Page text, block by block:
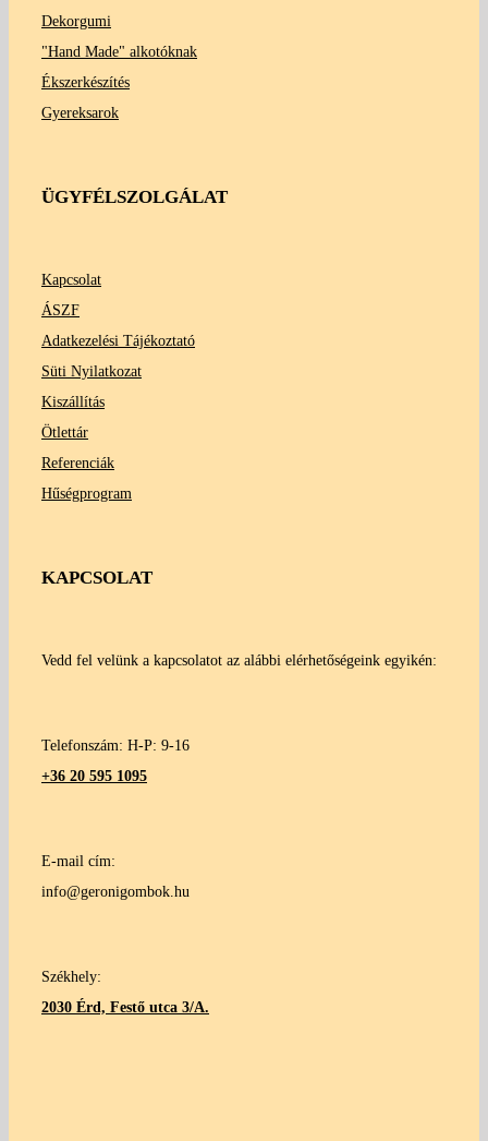
Dekorgumi
"Hand Made" alkotóknak
Ékszerkészítés
Gyereksarok
ÜGYFÉLSZOLGÁLAT
Kapcsolat
ÁSZF
Adatkezelési Tájékoztató
Süti Nyilatkozat
Kiszállítás
Ötlettár
Referenciák
Hűségprogram
KAPCSOLAT
Vedd fel velünk a kapcsolatot az alábbi elérhetőségeink egyikén:
Telefonszám: H-P: 9-16
+36 20 595 1095
E-mail cím:
info@geronigombok.hu
Székhely:
2030 Érd, Festő utca 3/A.